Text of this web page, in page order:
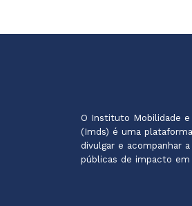
O Instituto Mobilidade
(Imds) é uma
divulgar e acompanhar
públicas de impacto